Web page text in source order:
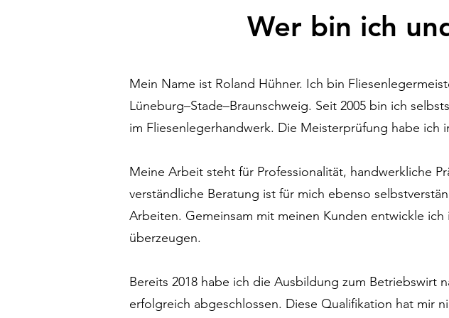
Wer bin ich
Mein Name ist Roland Hühner. Ich bin
Lüneburg–Stade–Braunschweig. Seit 2005 bin ich
im Fliesenlegerhandwerk. Die Meisterprüfung habe ich
Meine Arbeit steht für Professionalität, handwerkliche
verständliche Beratung ist für mich ebenso
Arbeiten. Gemeinsam mit meinen Kunden entwickle
überzeugen.
Bereits 2018 habe ich die Ausbildung zum Betriebswirt
erfolgreich abgeschlossen. Diese Qualifikation hat mir